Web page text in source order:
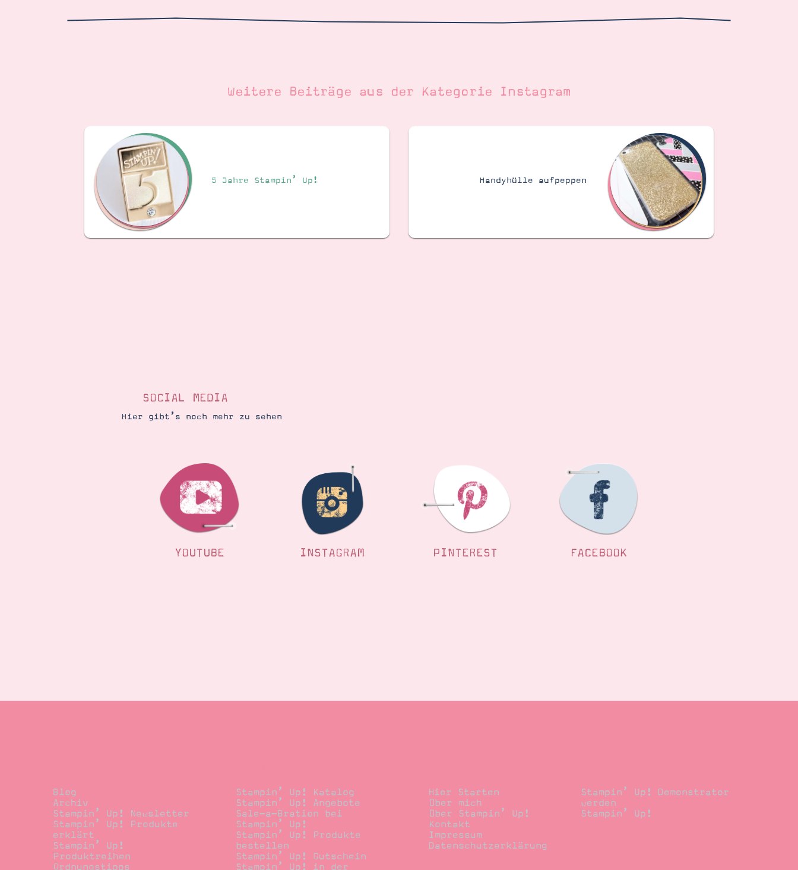
Weitere Beiträge aus der Kategorie Instagram
5 Jahre Stampin’ Up! Handyhülle aufpeppen
SOCIAL MEDIA
Hier gibt’s noch mehr zu sehen
YOUTUBE INSTAGRAM PINTEREST FACEBOOK
Blog
Archiv
Stampin’ Up! Newsletter
Stampin’ Up! Produkte
erklärt
Stampin’ Up!
Produktreihen
Ordnungstipps
Stampin’ Up! Katalog
Stampin’ Up! Angebote
Sale-a-Bration bei
Stampin’ Up!
Stampin’ Up! Produkte
bestellen
Stampin’ Up! Gutschein
Stampin’ Up! in der
Hier Starten
Über mich
Über Stampin’ Up!
Kontakt
Impressum
Datenschutzerklärung
Stampin’ Up! Demonstrator
werden
Stampin’ Up!